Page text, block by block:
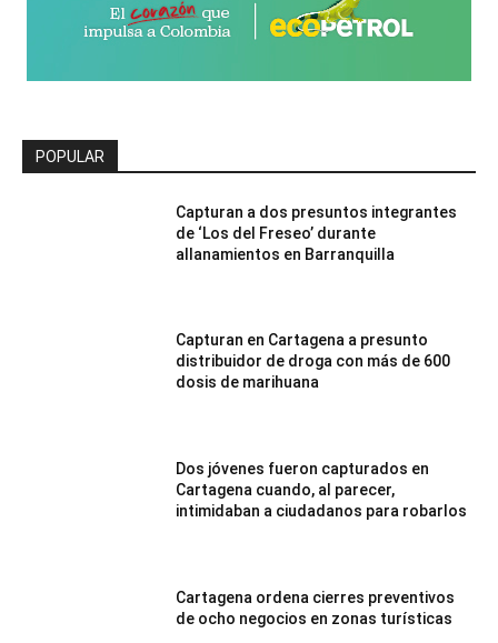
POPULAR
Capturan a dos presuntos integrantes
de ‘Los del Freseo’ durante
allanamientos en Barranquilla
Capturan en Cartagena a presunto
distribuidor de droga con más de 600
dosis de marihuana
Dos jóvenes fueron capturados en
Cartagena cuando, al parecer,
intimidaban a ciudadanos para robarlos
Cartagena ordena cierres preventivos
de ocho negocios en zonas turísticas